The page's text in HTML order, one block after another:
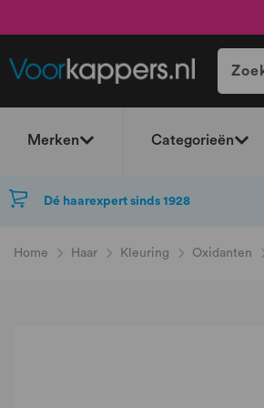
Merken Categorieën
Dé haarexpert sinds 1928
Home Haar Kleuring Oxidanten